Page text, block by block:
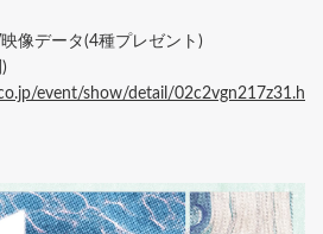
像データ(4種プレゼント)
event/show/detail/02c2vgn217z31.h